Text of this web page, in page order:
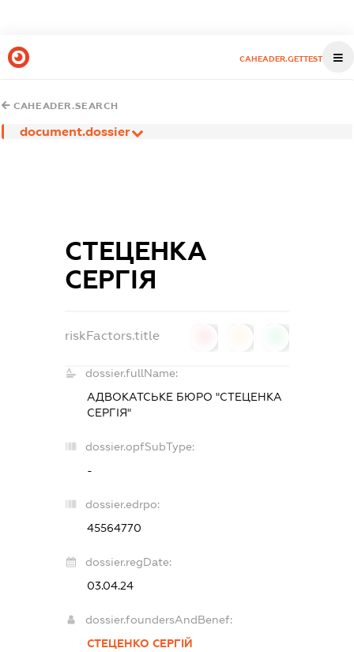
CAHEADER.GETTEST
CAHEADER.SEARCH
document.dossier
СТЕЦЕНКА
СЕРГІЯ
riskFactors.title
dossier.fullName:
АДВОКАТСЬКЕ БЮРО "СТЕЦЕНКА
СЕРГІЯ"
dossier.opfSubType:
-
dossier.edrpo:
45564770
dossier.regDate:
03.04.24
dossier.foundersAndBenef:
СТЕЦЕНКО СЕРГІЙ